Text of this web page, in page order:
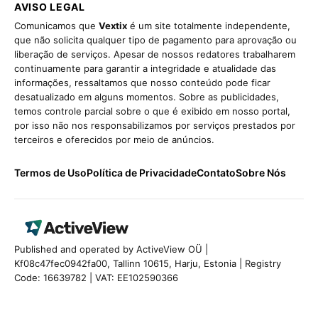
AVISO LEGAL
Comunicamos que Vextix é um site totalmente independente,
que não solicita qualquer tipo de pagamento para aprovação ou
liberação de serviços. Apesar de nossos redatores trabalharem
continuamente para garantir a integridade e atualidade das
informações, ressaltamos que nosso conteúdo pode ficar
desatualizado em alguns momentos. Sobre as publicidades,
temos controle parcial sobre o que é exibido em nosso portal,
por isso não nos responsabilizamos por serviços prestados por
terceiros e oferecidos por meio de anúncios.
Termos de UsoPolítica de PrivacidadeContatoSobre Nós
Published and operated by ActiveView OÜ |
Kf08c47fec0942fa00, Tallinn 10615, Harju, Estonia | Registry
Code: 16639782 | VAT: EE102590366